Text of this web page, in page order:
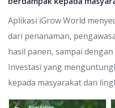
Aplikasi iGrow World
dari penanaman,
hasil panen, sampai
Investasi yang
kepada masyarakat dan